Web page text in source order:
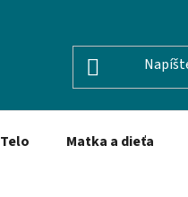
Telo Matka a dieťa